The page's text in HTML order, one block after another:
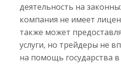
деятельность на
компания не имеет
также может
услуги, но трейдеры не
на помощь государства